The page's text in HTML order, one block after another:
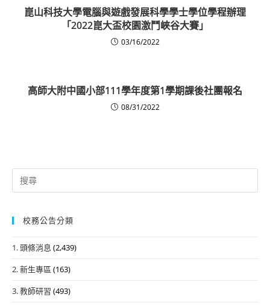
崑山科技大學電腦與遊戲發展科學學士學位學程辦理
「2022崑大盃校園激鬥峽谷大賽」
03/16/2022
高師大附中國小部111學年度第1學期課後社團報名
08/31/2022
Search
for:
校務公告分類
1. 頭條消息 (2,439)
2. 新生專區 (163)
3. 教師研習 (493)